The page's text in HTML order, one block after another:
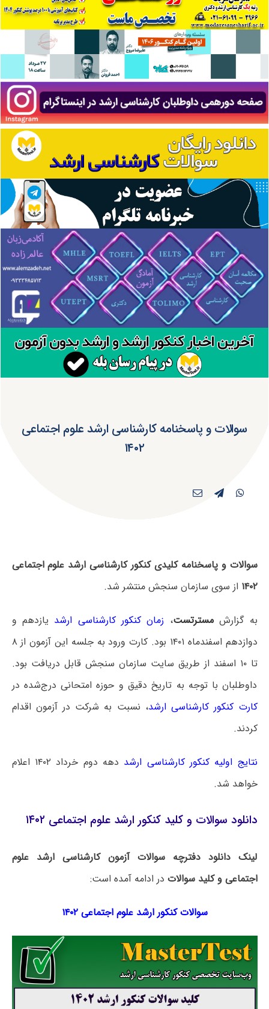
سوالات و پاسخنامه کارشناسی ارشد علوم اجتماعی
۱۴۰۲
سوالات و پاسخنامه کلیدی کنکور کارشناسی ارشد علوم اجتماعی
۱۴۰۲ از سوی سازمان سنجش منتشر شد.
به گزارشمسترتست، زمان کنکور کارشناسی ارشد یازدهم و
دوازدهم اسفندماه ۱۴۰۱ بود. کارت ورود به جلسه این آزمون از ۸
تا ۱۰ اسفند از طریق سایت سازمان سنجش قابل دریافت بود.
داوطلبان با توجه به تاریخ دقیق و حوزه امتحانی درج‌شده در
کارت کنکور کارشناسی ارشد، نسبت به شرکت در آزمون اقدام
کردند.
نتایج اولیه کنکور کارشناسی ارشد
دهه دوم خرداد ۱۴۰۲ اعلام
خواهد شد.
دانلود سوالات و کلید کنکور ارشد علوم اجتماعی ۱۴۰۲
لینک دانلود دفترچه سوالات آزمون کارشناسی ارشد علوم
اجتماعی و کلید سوالات در ادامه آمده است:
سوالات کنکور ارشد علوم اجتماعی ۱۴۰۲